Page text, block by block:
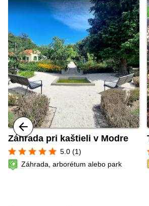
Záhrada pri kaštieli v Modre
star star star star star 5.0 (1)
Záhrada, arborétum alebo park